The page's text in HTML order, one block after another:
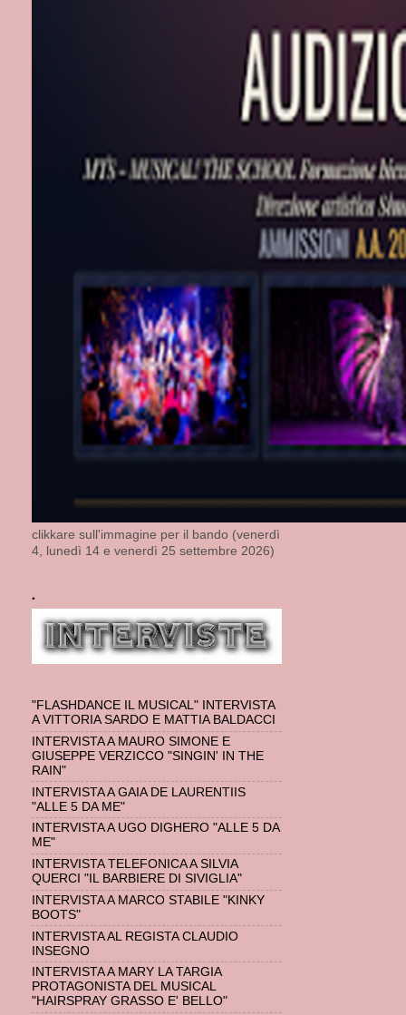
clikkare sull'immagine per il bando (venerdì
4, lunedì 14 e venerdì 25 settembre 2026)
.
"FLASHDANCE IL MUSICAL" INTERVISTA
A VITTORIA SARDO E MATTIA BALDACCI
INTERVISTA A MAURO SIMONE E
GIUSEPPE VERZICCO "SINGIN' IN THE
RAIN"
INTERVISTA A GAIA DE LAURENTIIS
"ALLE 5 DA ME"
INTERVISTA A UGO DIGHERO "ALLE 5 DA
ME"
INTERVISTA TELEFONICA A SILVIA
QUERCI "IL BARBIERE DI SIVIGLIA"
INTERVISTA A MARCO STABILE "KINKY
BOOTS"
INTERVISTA AL REGISTA CLAUDIO
INSEGNO
INTERVISTA A MARY LA TARGIA
PROTAGONISTA DEL MUSICAL
"HAIRSPRAY GRASSO E' BELLO"